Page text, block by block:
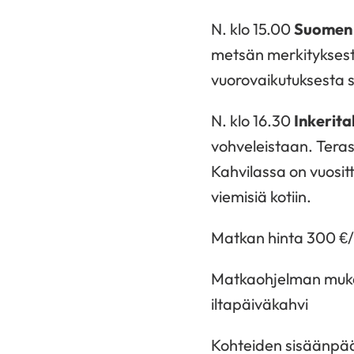
N. klo 15.00
metsän
vuorovaikutuksesta
N. klo 16.30
vohveleistaan.
Kahvilassa on
viemisiä kotiin.
Matkan hinta 300
Matkaohjelman
iltapäiväkahvi
Kohteiden